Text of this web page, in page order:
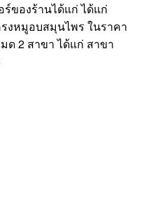
ของร้านได้แก่ ได้แก่
งหมูอบสมุนไพร ในราคา
ด 2 สาขา ได้แก่ สาขา